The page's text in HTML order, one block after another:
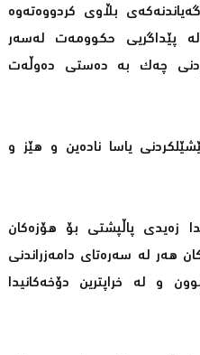
بڵاوی كردووەتەوە
پێداگریی حكوومەت لەسەر
چەك بە دەستی دەوڵەت
یاسا نادەین و هێز و
زەیدی پاڵپشتی بۆ هۆزەكان
هەر لە سەرەتای دامەزراندنی
و لە خراپترین دۆخەكانیدا